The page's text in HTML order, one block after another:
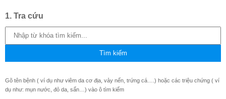
1. Tra cứu
Gõ tên bệnh ( ví dụ như viêm da cơ địa, vảy nến, trứng cá….) hoặc các triệu chứng ( ví
dụ như: mụn nước, đỏ da, sẩn…) vào ô tìm kiếm